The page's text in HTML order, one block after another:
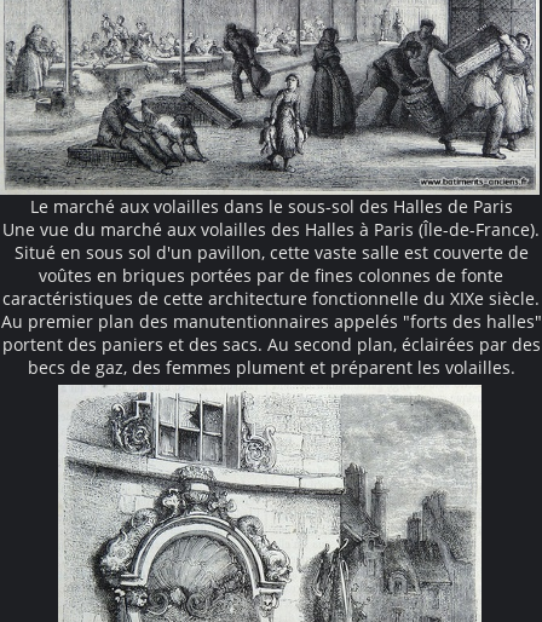
Le marché aux volailles dans le sous-sol des Halles de Paris
Une vue du marché aux volailles des Halles à Paris (Île-de-France).
Situé en sous sol d'un pavillon, cette vaste salle est couverte de
voûtes en briques portées par de fines colonnes de fonte
caractéristiques de cette architecture fonctionnelle du XIXe siècle.
Au premier plan des manutentionnaires appelés "forts des halles"
portent des paniers et des sacs. Au second plan, éclairées par des
becs de gaz, des femmes plument et préparent les volailles.